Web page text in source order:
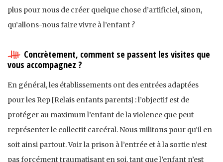
plus pour nous de créer quelque chose d’artificiel, sinon,
qu’allons-nous faire vivre à l’enfant ?
Concrètement, comment se passent les visites que
vous accompagnez ?
En général, les établissements ont des entrées adaptées
pour les Rep [Relais enfants parents] : l’objectif est de
protéger au maximum l’enfant de la violence que peut
représenter le collectif carcéral. Nous militons pour qu’il en
soit ainsi partout. Voir la prison à l’entrée et à la sortie n’est
pas forcément traumatisant en soi, tant que l’enfant n’est